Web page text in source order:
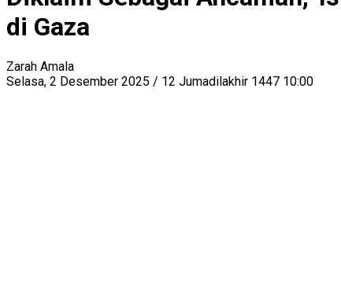
di Gaza
Zarah Amala
Selasa, 2 Desember 2025 / 12 Jumadilakhir 1447 10:00